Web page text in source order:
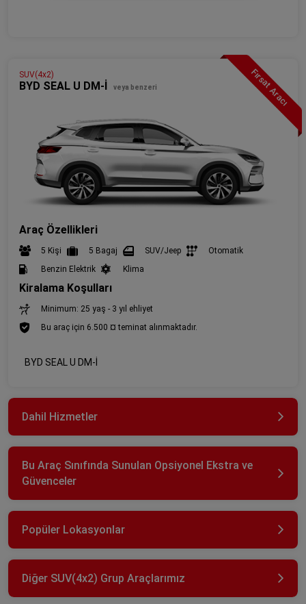
Fırsat Aracı
SUV(4x2)
BYD SEAL U DM-İ veya benzeri
Araç Özellikleri
5 Kişi 5 Bagaj SUV/Jeep
Otomatik
Benzin Elektrik
Klima
Kiralama Koşulları
Minimum: 25 yaş - 3 yıl ehliyet
Bu araç için 6.500 ¤ teminat alınmaktadır.
BYD SEAL U DM-İ
Dahil Hizmetler
Bu Araç Sınıfında Sunulan Opsiyonel Ekstra ve
Güvenceler
Popüler Lokasyonlar
Diğer SUV(4x2) Grup Araçlarımız